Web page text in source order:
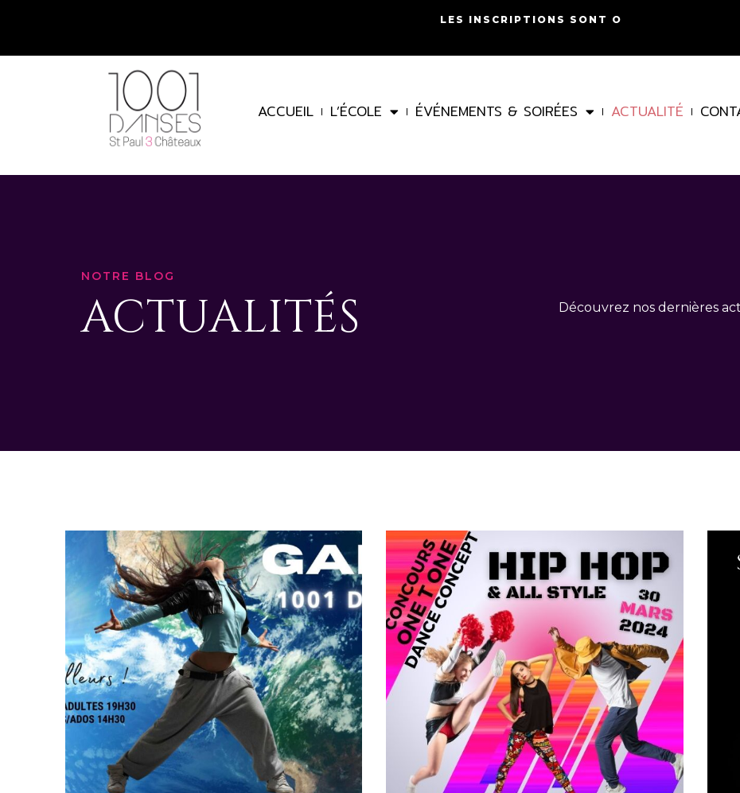
S I N SC R IPTIO NS SONT OUV
ACCUEIL L’ÉCOLE ÉVÉNEMENTS & SOIRÉES ACTUALITÉ
NOTRE BLOG
ACTUALITÉS Découvrez nos dernières